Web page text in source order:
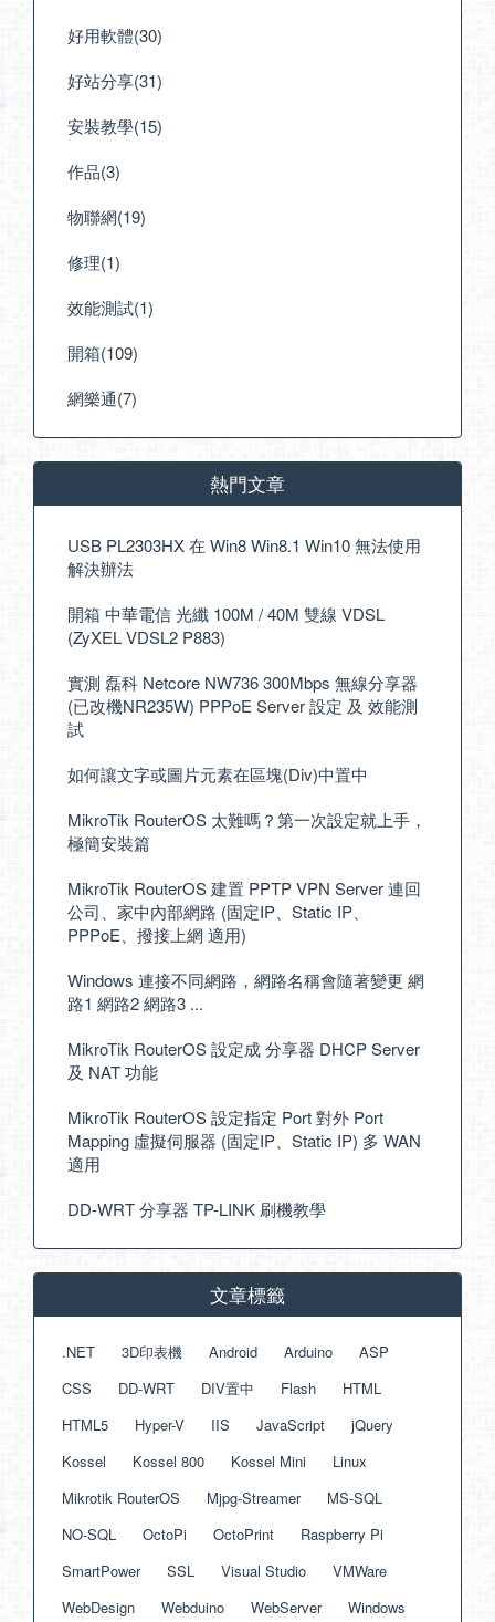
好用軟體(30)
好站分享(31)
安裝教學(15)
作品(3)
物聯網(19)
修理(1)
效能測試(1)
開箱(109)
網樂通(7)
熱門文章
USB PL2303HX 在 Win8 Win8.1 Win10 無法使用
解決辦法
開箱 中華電信 光纖 100M / 40M 雙線 VDSL
(ZyXEL VDSL2 P883)
實測 磊科 Netcore NW736 300Mbps 無線分享器
(已改機NR235W) PPPoE Server 設定 及 效能測
試
如何讓文字或圖片元素在區塊(Div)中置中
MikroTik RouterOS 太難嗎？第一次設定就上手，
極簡安裝篇
MikroTik RouterOS 建置 PPTP VPN Server 連回
公司、家中內部網路 (固定IP、Static IP、
PPPoE、撥接上網 適用)
Windows 連接不同網路，網路名稱會隨著變更 網
路1 網路2 網路3 ...
MikroTik RouterOS 設定成 分享器 DHCP Server
及 NAT 功能
MikroTik RouterOS 設定指定 Port 對外 Port
Mapping 虛擬伺服器 (固定IP、Static IP) 多 WAN
適用
DD-WRT 分享器 TP-LINK 刷機教學
文章標籤
.NET 3D印表機 Android Arduino
ASP
CSS
DD-WRT DIV置中 Flash
HTML
HTML5
Hyper-V IIS JavaScript
jQuery
Kossel
Kossel 800 Kossel Mini
Linux
Mikrotik RouterOS
Mjpg-Streamer
MS-SQL
NO-SQL
OctoPi OctoPrint
Raspberry Pi
SmartPower
SSL Visual Studio
VMWare
WebDesign
Webduino WebServer
Windows